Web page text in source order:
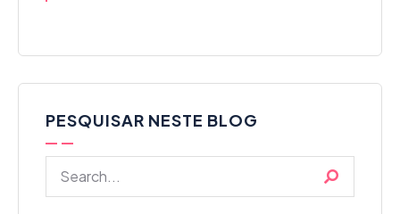
PESQUISAR NESTE BLOG